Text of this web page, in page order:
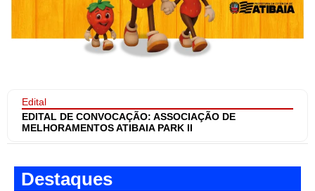
Edital
EDITAL DE CONVOCAÇÃO: ASSOCIAÇÃO DE
MELHORAMENTOS ATIBAIA PARK II
Destaques